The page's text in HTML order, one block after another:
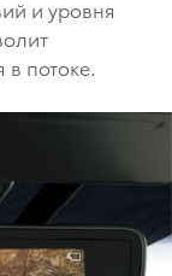
и уровня
потоке.